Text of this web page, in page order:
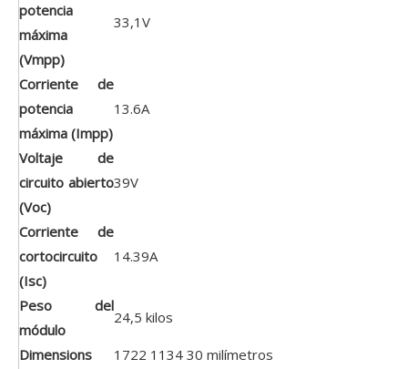
potencia
máxima
(Vmpp)
33,1V
Corriente de
potencia
máxima (Impp)
13.6A
Voltaje de
circuito abierto
(Voc)
39V
Corriente de
cortocircuito
(Isc)
14.39A
Peso del
módulo
24,5 kilos
Dimensions 1722 1134 30 milímetros